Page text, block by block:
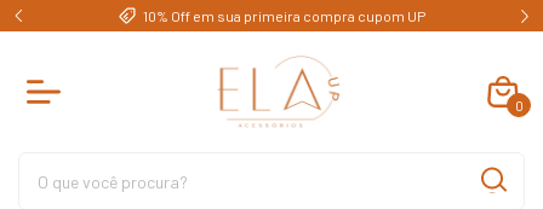
10% Off em sua primeira compra cupom UP
0